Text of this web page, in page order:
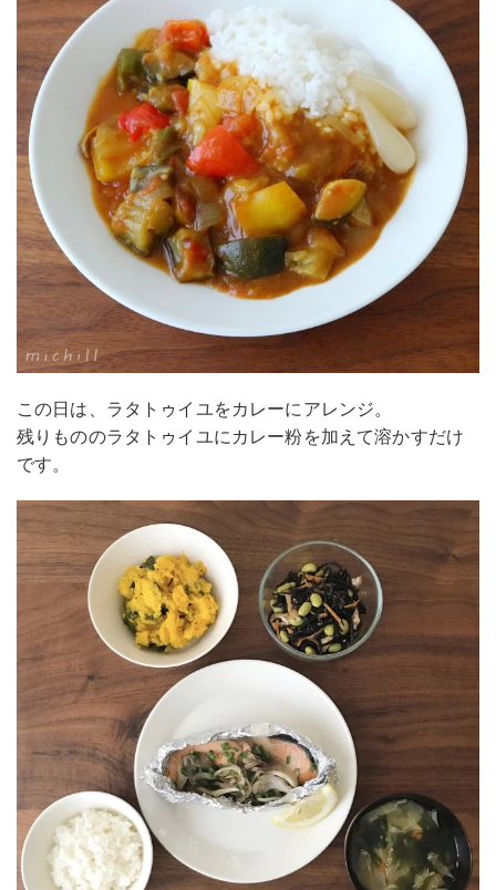
この日は、ラタトゥイユをカレーにアレンジ。
残りもののラタトゥイユにカレー粉を加えて溶かすだけ
です。